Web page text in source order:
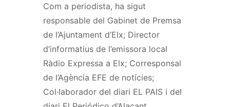
Com a periodista, ha sigut
responsable del Gabinet de Premsa
de l’Ajuntament d’Elx; Director
d’informatius de l’emissora local
Ràdio Expressa a Elx; Corresponsal
de l’Agència EFE de notícies;
Col·laborador del diari EL PAIS i del